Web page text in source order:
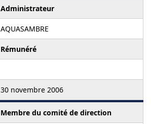
Administrateur
AQUASAMBRE
Rémunéré
30 novembre 2006
Membre du comité de direction